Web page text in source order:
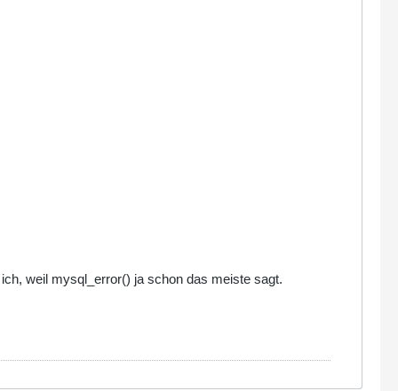
weil mysql_error() ja schon das meiste sagt.